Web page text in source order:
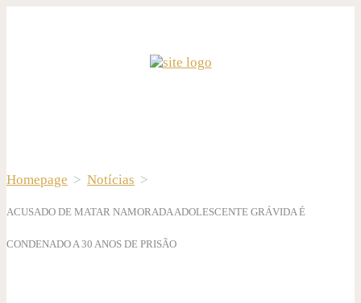
Homepage > Notícias >
ACUSADO DE MATAR NAMORADA ADOLESCENTE GRÁVIDA É
CONDENADO A 30 ANOS DE PRISÃO